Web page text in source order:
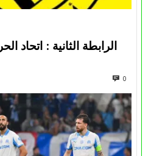
الرابطة الثانية : اتحاد
0